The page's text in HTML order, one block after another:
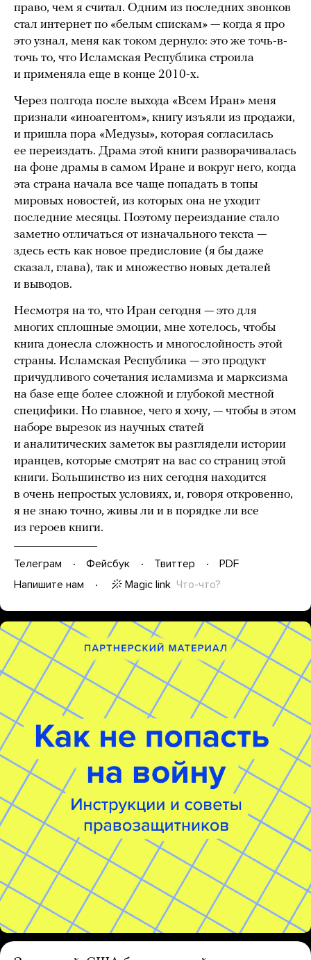
право, чем я считал. Одним из последних звонков
стал интернет по «белым спискам» — когда я про
это узнал, меня как током дернуло: это же точь-в-
точь то, что Исламская Республика строила
и применяла еще в конце 2010-х.
Через полгода после выхода «Всем Иран» меня
признали «иноагентом», книгу изъяли из продажи,
и пришла пора «Медузы», которая согласилась
ее переиздать. Драма этой книги разворачивалась
на фоне драмы в самом Иране и вокруг него, когда
эта страна начала все чаще попадать в топы
мировых новостей, из которых она не уходит
последние месяцы. Поэтому переиздание стало
заметно отличаться от изначального текста —
здесь есть как новое предисловие (я бы даже
сказал, глава), так и множество новых деталей
и выводов.
Несмотря на то, что Иран сегодня — это для
многих сплошные эмоции, мне хотелось, чтобы
книга донесла сложность и многослойность этой
страны. Исламская Республика — это продукт
причудливого сочетания исламизма и марксизма
на базе еще более сложной и глубокой местной
специфики. Но главное, чего я хочу, — чтобы в этом
наборе вырезок из научных статей
и аналитических заметок вы разглядели истории
иранцев, которые смотрят на вас со страниц этой
книги. Большинство из них сегодня находится
в очень непростых условиях, и, говоря откровенно,
я не знаю точно, живы ли и в порядке ли все
из героев книги.
Телеграм Фейсбук Твиттер
PDF
Напишите нам
Magic link Что-что?